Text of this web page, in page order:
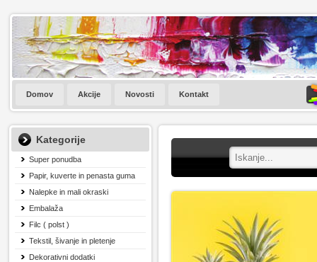
Domov Akcije Novosti Kontakt
Kategorije
Super ponudba
Papir, kuverte in penasta guma
Nalepke in mali okraski
Embalaža
Filc ( polst )
Tekstil, šivanje in pletenje
Dekorativni dodatki